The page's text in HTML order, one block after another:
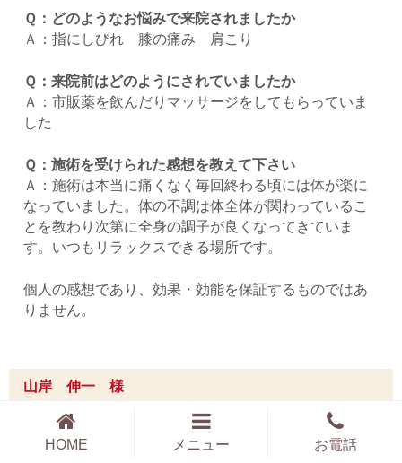
Ｑ：どのようなお悩みで来院されましたか
Ａ：指にしびれ 膝の痛み 肩こり
Ｑ：来院前はどのようにされていましたか
Ａ：市販薬を飲んだりマッサージをしてもらっていま
した
Ｑ：施術を受けられた感想を教えて下さい
Ａ：施術は本当に痛くなく毎回終わる頃には体が楽に
なっていました。体の不調は体全体が関わっているこ
とを教わり次第に全身の調子が良くなってきていま
す。いつもリラックスできる場所です。
個人の感想であり、効果・効能を保証するものではあ
りません。
山岸 伸一 様
一回一回施術をして頂いて良くなっていま
HOME メニュー お電話